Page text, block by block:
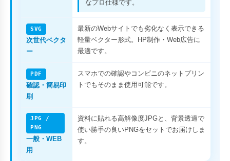
なプロ仕様です。
SVG
次世代ベクタ
ー
最新のWebサイトでも劣化なく表示できる
軽量ベクター形式。HP制作・Web広告に
最適です。
PDF
確認・簡易印
刷
スマホでの確認やコンビニのネットプリン
トでもそのまま使用可能です。
JPG /
PNG
一般・WEB
用
資料に貼れる高解像度JPGと、背景透過で
使い勝手の良いPNGをセットでお届けしま
す。